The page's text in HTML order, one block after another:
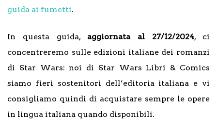
guida ai fumetti.
In questa guida, aggiornata al 27/12/2024, ci
concentreremo sulle edizioni italiane dei romanzi
di Star Wars: noi di Star Wars Libri & Comics
siamo fieri sostenitori dell’editoria italiana e vi
consigliamo quindi di acquistare sempre le opere
in lingua italiana quando disponibili.